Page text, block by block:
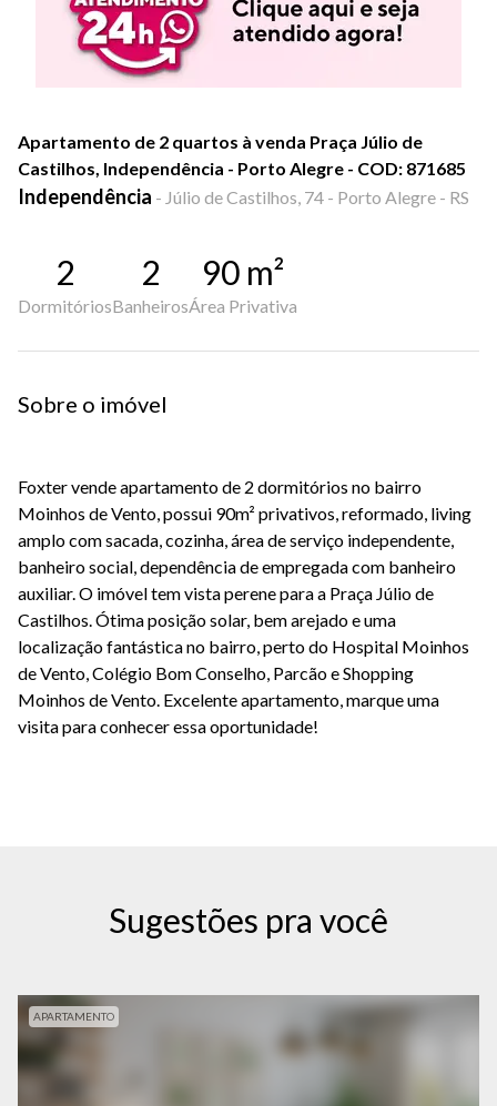
Apartamento de 2 quartos à venda Praça Júlio de
Castilhos, Independência - Porto Alegre - COD: 871685
Independência - Júlio de Castilhos, 74 - Porto Alegre - RS
2
Dormitórios
2
Banheiros
90 m²
Área Privativa
Sobre o imóvel
Foxter vende apartamento de 2 dormitórios no bairro
Moinhos de Vento, possui 90m² privativos, reformado, living
amplo com sacada, cozinha, área de serviço independente,
banheiro social, dependência de empregada com banheiro
auxiliar. O imóvel tem vista perene para a Praça Júlio de
Castilhos. Ótima posição solar, bem arejado e uma
localização fantástica no bairro, perto do Hospital Moinhos
de Vento, Colégio Bom Conselho, Parcão e Shopping
Moinhos de Vento. Excelente apartamento, marque uma
visita para conhecer essa oportunidade!
Sugestões pra você
APARTAMENTO